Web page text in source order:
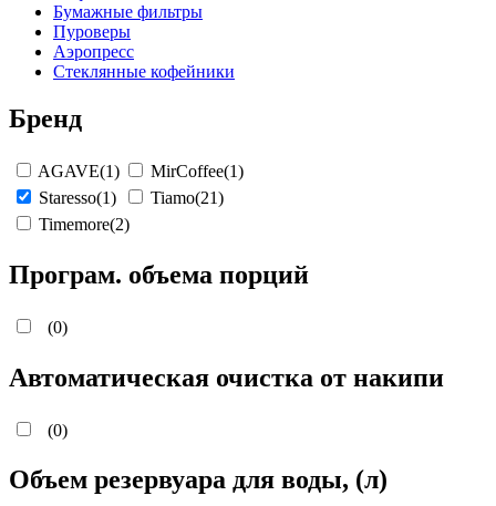
Бумажные фильтры
Пуроверы
Аэропресс
Стеклянные кофейники
Бренд
AGAVE(1) MirCoffee(1)
Staresso(1) Tiamo(21)
Timemore(2)
Програм. объема порций
(0)
Автоматическая очистка от накипи
(0)
Объем резервуара для воды, (л)